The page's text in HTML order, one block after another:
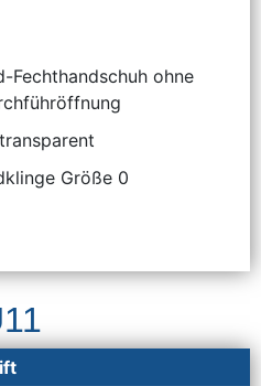
Fechthandschuh ohne
Größe 0